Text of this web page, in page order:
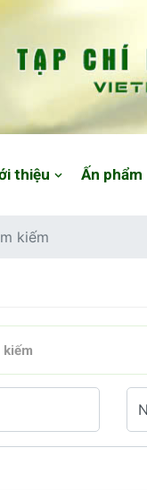
thiệu Ấn phẩm
kiếm